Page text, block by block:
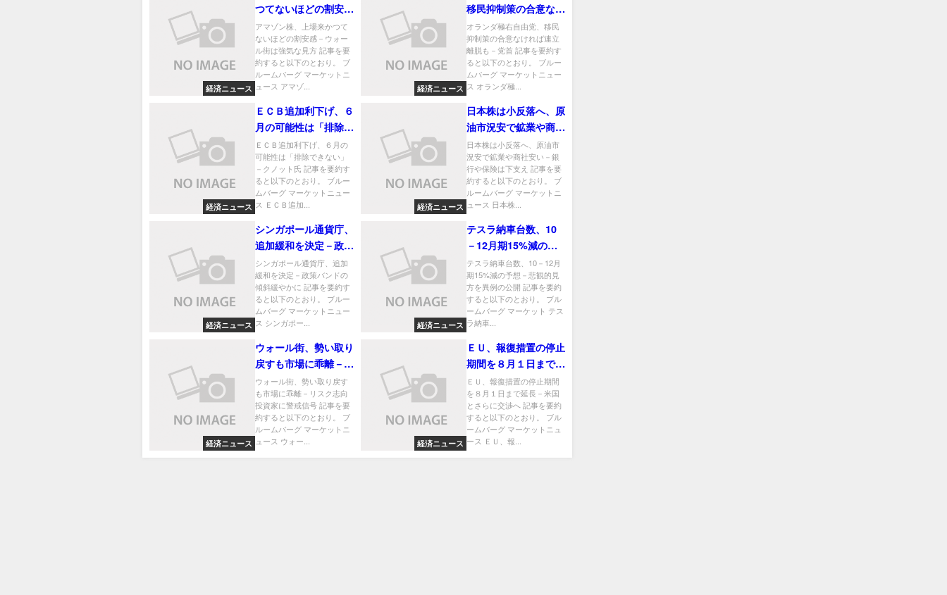
経済ニュース
つてないほどの割安感
－ウォール街は強気な
見方
アマゾン株、上場来かつて
ないほどの割安感－ウォー
ル街は強気な見方 記事を要
約すると以下のとおり。 ブ
ルームバーグ マーケットニ
ュース アマゾ...
経済ニュース
移民抑制策の合意なけ
れば連立離脱も－党首
オランダ極右自由党、移民
抑制策の合意なければ連立
離脱も－党首 記事を要約す
ると以下のとおり。 ブルー
ムバーグ マーケットニュー
ス オランダ極...
経済ニュース
ＥＣＢ追加利下げ、６
月の可能性は「排除で
きない」－クノット氏
ＥＣＢ追加利下げ、６月の
可能性は「排除できない」
－クノット氏 記事を要約す
ると以下のとおり。 ブルー
ムバーグ マーケットニュー
ス ＥＣＢ追加...
経済ニュース
日本株は小反落へ、原
油市況安で鉱業や商社
安い－銀行や保険は下
支え
日本株は小反落へ、原油市
況安で鉱業や商社安い－銀
行や保険は下支え 記事を要
約すると以下のとおり。 ブ
ルームバーグ マーケットニ
ュース 日本株...
経済ニュース
シンガポール通貨庁、
追加緩和を決定－政策
バンドの傾斜緩やかに
シンガポール通貨庁、追加
緩和を決定－政策バンドの
傾斜緩やかに 記事を要約す
ると以下のとおり。 ブルー
ムバーグ マーケットニュー
ス シンガポー...
経済ニュース
テスラ納車台数、10
－12月期15%減の予
想－悲観的見方を異例
の公開
テスラ納車台数、10－12月
期15%減の予想－悲観的見
方を異例の公開 記事を要約
すると以下のとおり。 ブル
ームバーグ マーケット テス
ラ納車...
経済ニュース
ウォール街、勢い取り
戻すも市場に乖離－リ
スク志向投資家に警戒
信号
ウォール街、勢い取り戻す
も市場に乖離－リスク志向
投資家に警戒信号 記事を要
約すると以下のとおり。 ブ
ルームバーグ マーケットニ
ュース ウォー...
経済ニュース
ＥＵ、報復措置の停止
期間を８月１日まで延
長－米国とさらに交渉
へ
ＥＵ、報復措置の停止期間
を８月１日まで延長－米国
とさらに交渉へ 記事を要約
すると以下のとおり。 ブル
ームバーグ マーケットニュ
ース ＥＵ、報...